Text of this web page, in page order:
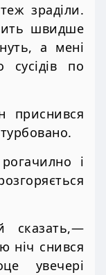
зраділи.
швидше
а мені
по
і
ніч снився
увечері